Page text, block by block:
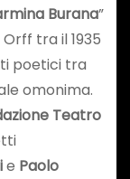
Burana”
tra il 1935
poetici tra
omonima.
Teatro
e Paolo